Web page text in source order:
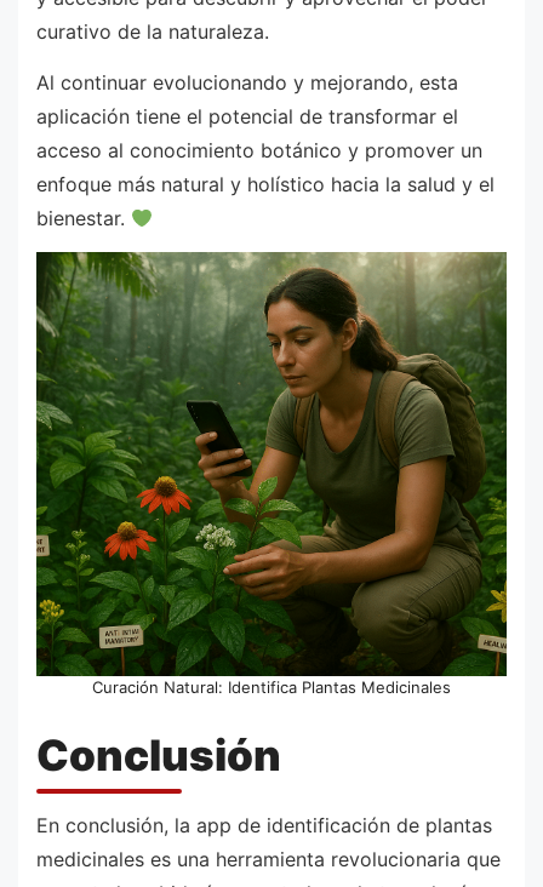
curativo de la naturaleza.
Al continuar evolucionando y mejorando, esta
aplicación tiene el potencial de transformar el
acceso al conocimiento botánico y promover un
enfoque más natural y holístico hacia la salud y el
bienestar.
Curación Natural: Identifica Plantas Medicinales
Conclusión
En conclusión, la app de identificación de plantas
medicinales es una herramienta revolucionaria que